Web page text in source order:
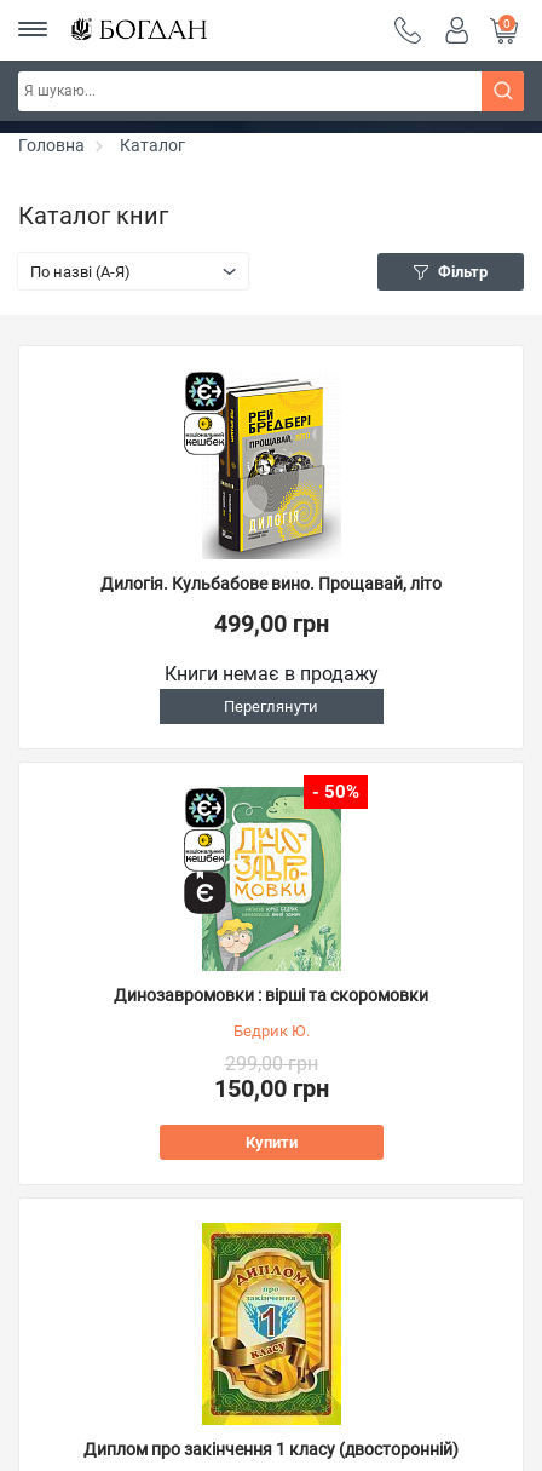
РОЗПРОДАЖ ~ 150 грн ~ 200 грн ~ 250 грн ~
300 грн ~ РОЗПРОДАЖ
Дізнатись більше
0
Головна Каталог
Каталог книг
По назві (A-Я) Фільтр
Дилогія. Кульбабове вино. Прощавай, літо
499,00 грн
Книги немає в продажу
Переглянути
- 50%
Динозавромовки : вірші та скоромовки
Бедрик Ю.
299,00 грн
150,00 грн
Купити
Диплом про закінчення 1 класу (двосторонній)